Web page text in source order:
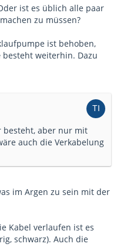
ist es üblich alle paar
zu müssen?
ist behoben,
besteht weiterhin. Dazu
besteht, aber nur mit
auch die Verkabelung
im Argen zu sein mit der
Kabel verlaufen ist es
schwarz). Auch die